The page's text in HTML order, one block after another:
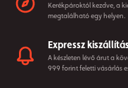
Kerékpároktól kezdve, a
megtalálható egy helyen.
Expressz
A készleten lévő árut a
999 forint feletti vásárlás